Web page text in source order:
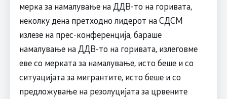
мерка за намалување на ДДВ-то на горивата,
неколку дена претходно лидерот на СДСМ
излезе на прес-конференција, бараше
намалување на ДДВ-то на горивата, излеговме
еве со мерката за намалување, исто беше и со
ситуацијата за мигрантите, исто беше и со
предложување на резолуцијата за црвените